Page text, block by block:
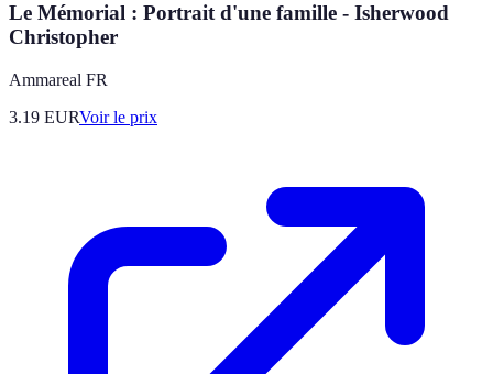
Le Mémorial : Portrait d'une famille - Isherwood
Christopher
Ammareal FR
3.19 EURVoir le prix